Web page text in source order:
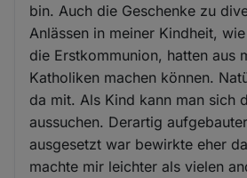
bin. Auch die Geschenke zu
Anlässen in meiner Kindheit,
die Erstkommunion, hatten aus
Katholiken machen können.
da mit. Als Kind kann man sich
aussuchen. Derartig
ausgesetzt war bewirkte eher
machte mir leichter als vielen